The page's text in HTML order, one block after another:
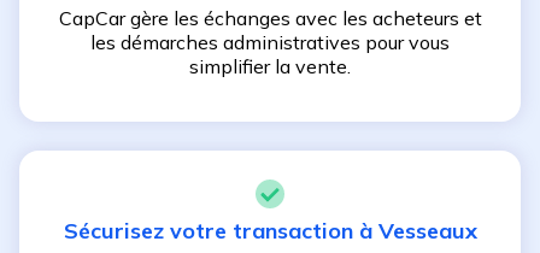
CapCar gère les échanges avec les acheteurs et
les démarches administratives pour vous
simplifier la vente.
Sécurisez votre transaction à Vesseaux